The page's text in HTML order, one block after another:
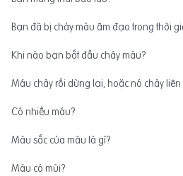
Bạn đã bị chảy máu âm đạo trong thời
Khi nào bạn bắt đầu chảy máu?
Máu chảy rồi dừng lại, hoặc nó chảy liên
Có nhiều máu?
Màu sắc của máu là gì?
Máu có mùi?